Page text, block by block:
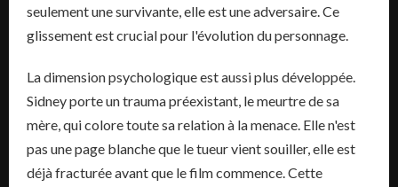
seulement une survivante, elle est une adversaire. Ce
glissement est crucial pour l'évolution du personnage.
La dimension psychologique est aussi plus développée.
Sidney porte un trauma préexistant, le meurtre de sa
mère, qui colore toute sa relation à la menace. Elle n'est
pas une page blanche que le tueur vient souiller, elle est
déjà fracturée avant que le film commence. Cette